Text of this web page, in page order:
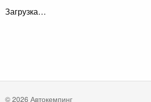
Загрузка…
© 2026 Автокемпинг